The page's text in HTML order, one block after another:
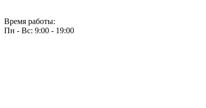
Время работы:
Пн - Вс: 9:00 - 19:00